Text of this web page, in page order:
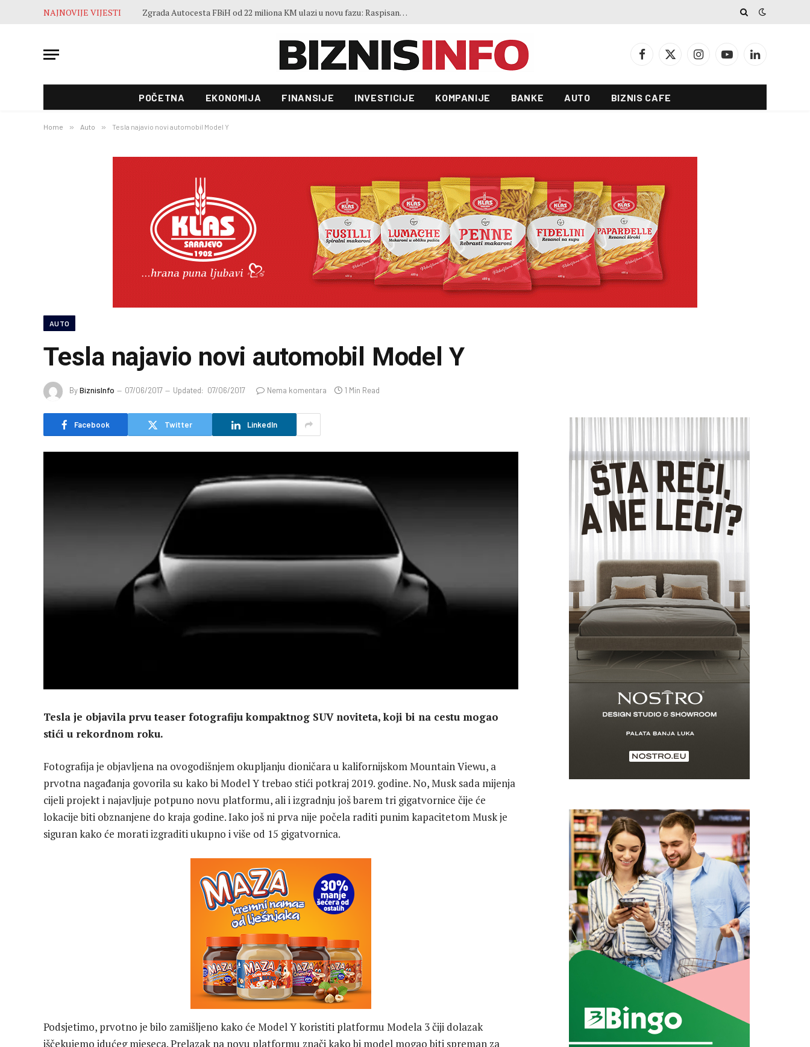
NAJNOVIJE VIJESTI Ovo je 21 grad koji će prvi dobiti Lidl u BiH: Jedan od najvećih gradova nije na listi
Facebook
X
InstagramYouTubeLinkedIn
POČETNA EKONOMIJA FINANSIJE INVESTICIJE KOMPANIJE BANKE AUTO BIZNIS CAFE
Home » Auto » Tesla najavio novi automobil Model Y
AUTO
Tesla najavio novi automobil Model Y
ByBiznisInfo 07/06/2017 Updated: 07/06/2017 Nema komentara 1 Min Read
Facebook Twitter LinkedIn
Tesla je objavila prvu teaser fotografiju kompaktnog SUV noviteta, koji bi na cestu mogao
stići u rekordnom roku.
Fotografija je objavljena na ovogodišnjem okupljanju dioničara u kalifornijskom Mountain Viewu, a
prvotna nagađanja govorila su kako bi Model Y trebao stići potkraj 2019. godine. No, Musk sada mijenja
cijeli projekt i najavljuje potpuno novu platformu, ali i izgradnju još barem tri gigatvornice čije će
lokacije biti obznanjene do kraja godine. Iako još ni prva nije počela raditi punim kapacitetom Musk je
siguran kako će morati izgraditi ukupno i više od 15 gigatvornica.
Podsjetimo, prvotno je bilo zamišljeno kako će Model Y koristiti platformu Modela 3 čiji dolazak
iščekujemo idućeg mjeseca. Prelazak na novu platformu znači kako bi model mogao biti spreman za